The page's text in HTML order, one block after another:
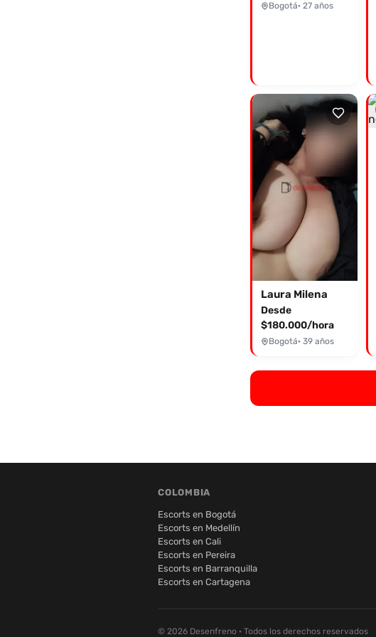
Bogotá· 27 años
Laura Milena
Desde
$180.000/hora
Bogotá· 39 años
COLOMBIA
Escorts en Bogotá
Escorts en Medellín
Escorts en Cali
Escorts en Pereira
Escorts en Barranquilla
Escorts en Cartagena
© 2026 Desenfreno · Todos los derechos reservados